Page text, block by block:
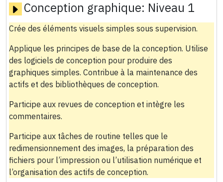
Conception graphique: Niveau 1
Crée des éléments visuels simples sous supervision.
Applique les principes de base de la conception. Utilise
des logiciels de conception pour produire des
graphiques simples. Contribue à la maintenance des
actifs et des bibliothèques de conception.
Participe aux revues de conception et intègre les
commentaires.
Participe aux tâches de routine telles que le
redimensionnement des images, la préparation des
fichiers pour l’impression ou l’utilisation numérique et
l’organisation des actifs de conception.